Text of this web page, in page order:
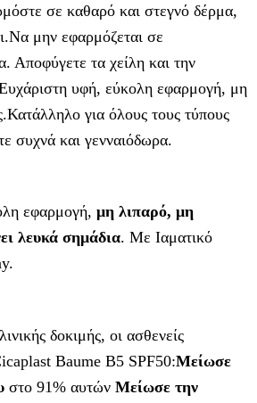
σε καθαρό και στεγνό δέρμα,
μην εφαρμόζεται σε
Αποφύγετε τα χείλη και την
υφή, εύκολη εφαρμογή, μη
για όλους τους τύπους
συχνά και γενναιόδωρα.
εφαρμογή, μη λιπαρό, μη
λευκά σημάδια. Με Ιαματικό
δοκιμής, οι ασθενείς
Baume B5 SPF50:Μείωσε
στο 91% αυτών Μείωσε την